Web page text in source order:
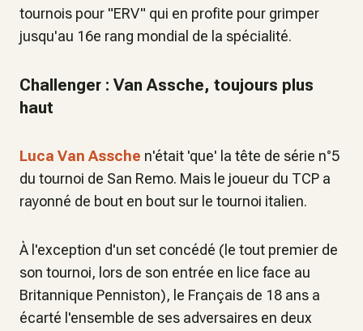
tournois pour "ERV" qui en profite pour grimper
jusqu'au 16e rang mondial de la spécialité.
Challenger : Van Assche, toujours plus
haut
Luca Van Assche n'était 'que' la tête de série n°5
du tournoi de San Remo. Mais le joueur du TCP a
rayonné de bout en bout sur le tournoi italien.
À l'exception d'un set concédé (le tout premier de
son tournoi, lors de son entrée en lice face au
Britannique Penniston), le Français de 18 ans a
écarté l'ensemble de ses adversaires en deux